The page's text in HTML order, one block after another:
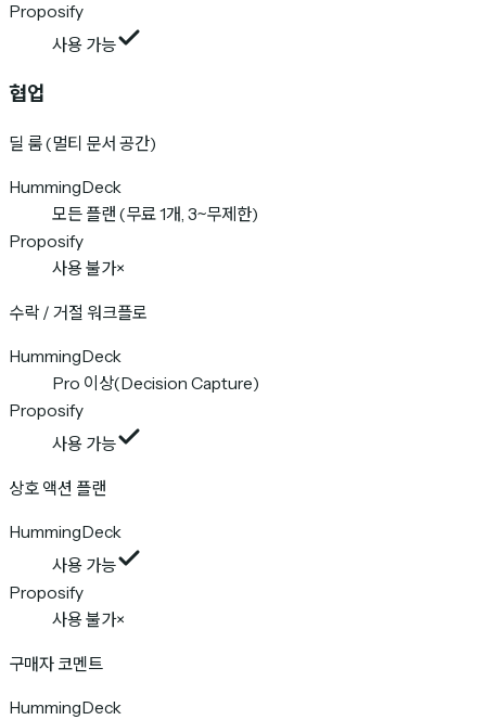
Proposify
사용 가능
협업
딜 룸 (멀티 문서 공간)
HummingDeck
모든 플랜 (무료 1개, 3~무제한)
Proposify
사용 불가×
수락 / 거절 워크플로
HummingDeck
Pro 이상(Decision Capture)
Proposify
사용 가능
상호 액션 플랜
HummingDeck
사용 가능
Proposify
사용 불가×
구매자 코멘트
HummingDeck